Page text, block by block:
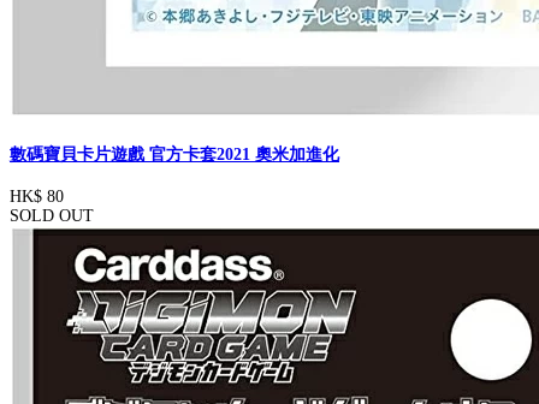
數碼寶貝卡片遊戲 官方卡套2021 奧米加進化
HK$ 80
SOLD OUT